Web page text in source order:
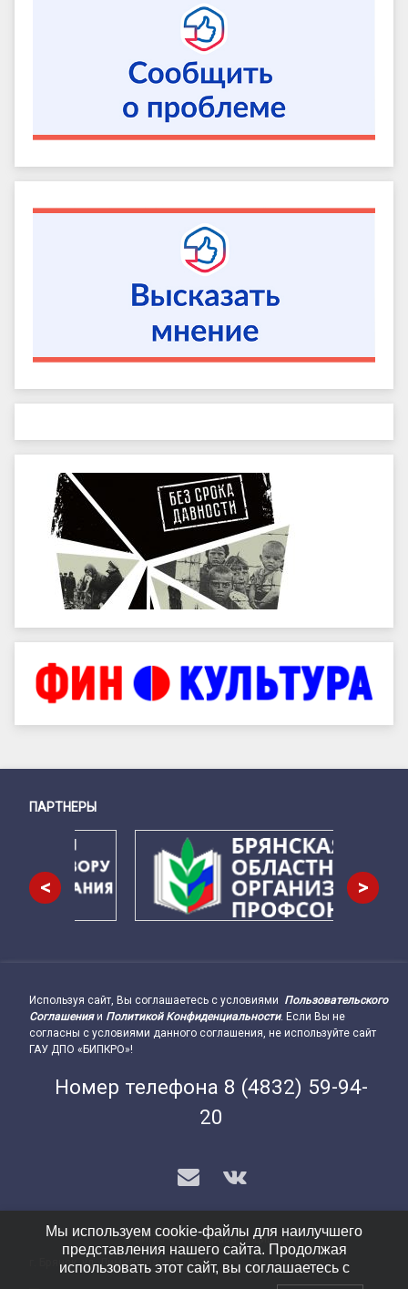
Снизу
ПАРТНЕРЫ
< >
Подвал сайта → влево
Используя сайт, Вы соглашаетесь с условиями Пользовательского
Соглашенияи Политикой Конфиденциальности. Если Вы не
согласны с условиями данного соглашения, не используйте сайт
ГАУ ДПО «БИПКРО»!
Номер телефона 8 (4832) 59-94-
20
E-mail
VK
© БИПКРО. Все права защищены.
Подвал сайта → вправо
г. Брянск, ул. Димитрова, стр. 112Б
Мы используем cookie-файлы для наилучшего
представления нашего сайта. Продолжая
использовать этот сайт, вы соглашаетесь с